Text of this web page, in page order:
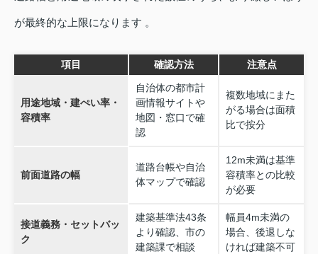
が最終的な上限になります 。
項目 確認方法 注意点
用途地域・建ぺい率・
容積率
自治体の都市計
画情報サイトや
地図・窓口で確
認
複数地域にまた
がる場合は面積
比で按分
前面道路の幅
道路台帳や自治
体マップで確認
12m未満は基準
容積率との比較
が必要
接道義務・セットバッ
ク
建築基準法43条
より確認、市の
建築課で相談
幅員4m未満の
場合、後退しな
ければ建築不可